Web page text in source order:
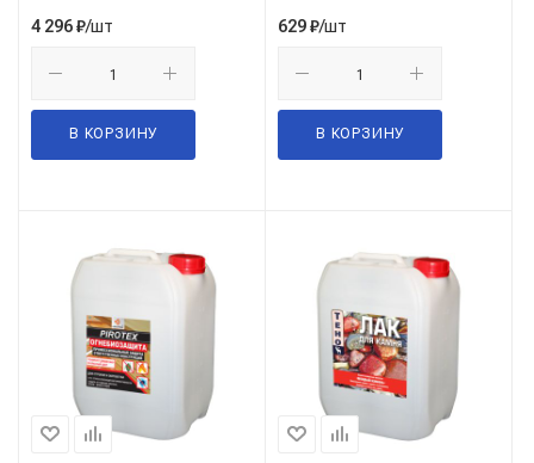
4 296₽/шт
В КОРЗИНУ
629₽/шт
В КОРЗИНУ